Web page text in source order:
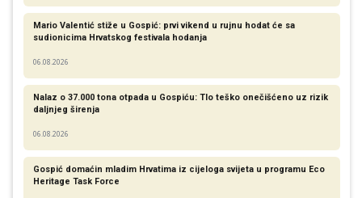
Mario Valentić stiže u Gospić: prvi vikend u rujnu hodat će sa
sudionicima Hrvatskog festivala hodanja
06.08.2026
Nalaz o 37.000 tona otpada u Gospiću: Tlo teško onečišćeno uz rizik
daljnjeg širenja
06.08.2026
Gospić domaćin mladim Hrvatima iz cijeloga svijeta u programu Eco
Heritage Task Force